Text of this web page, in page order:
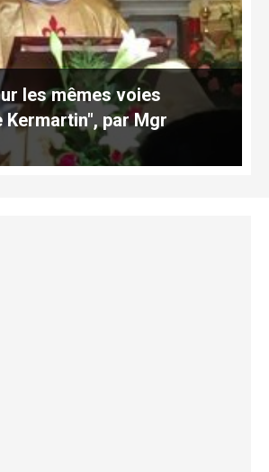
les mêmes voies
Kermartin", par Mgr